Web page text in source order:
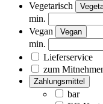
Vegetarisch
min.
Vegan
Vegan
min.
Lieferservice
zum
Zahlungsmittel
bar